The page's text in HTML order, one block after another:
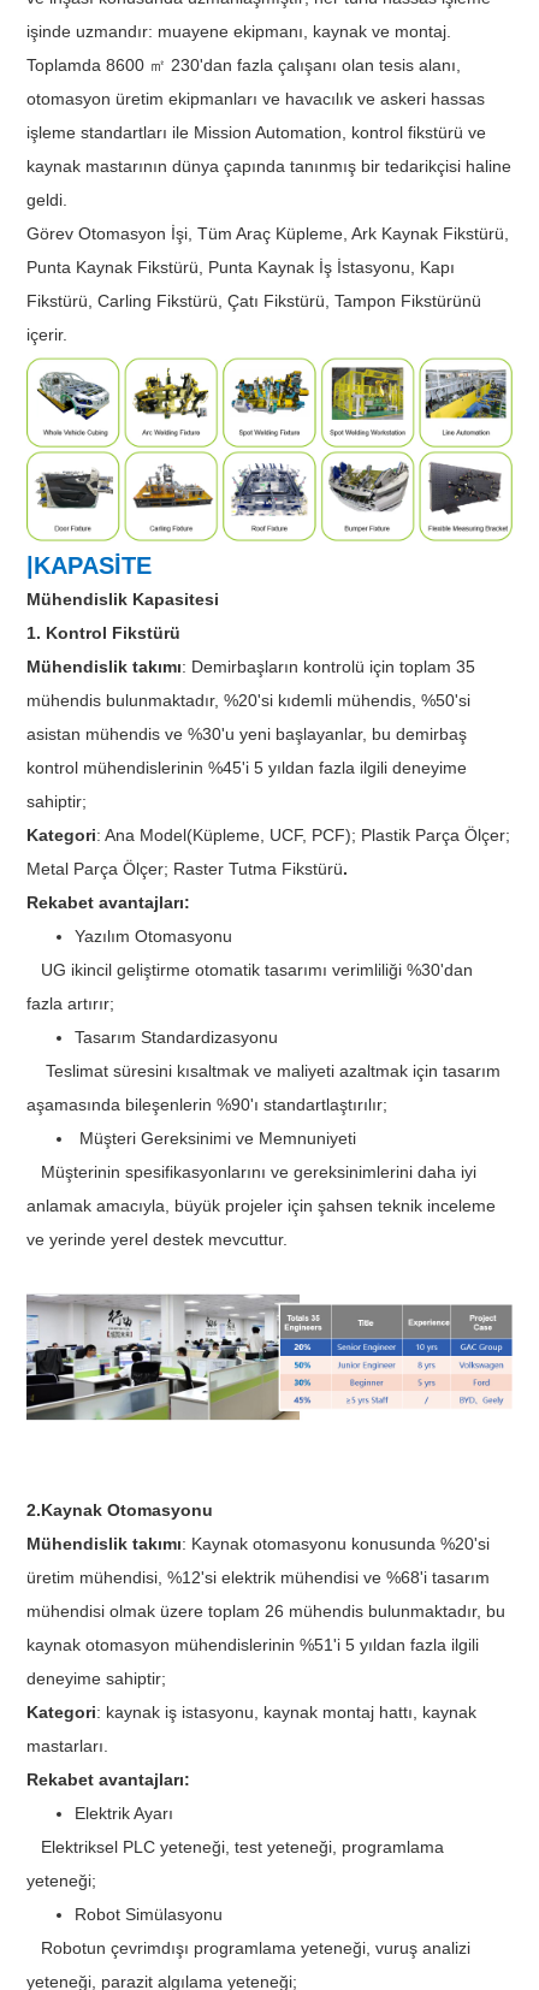
işinde uzmandır: muayene ekipmanı, kaynak ve montaj.
Toplamda 8600 ㎡ 230'dan fazla çalışanı olan tesis alanı,
otomasyon üretim ekipmanları ve havacılık ve askeri hassas
işleme standartları ile Mission Automation, kontrol fikstürü ve
kaynak mastarının dünya çapında tanınmış bir tedarikçisi haline
geldi.
Görev Otomasyon İşi, Tüm Araç Küpleme, Ark Kaynak Fikstürü,
Punta Kaynak Fikstürü, Punta Kaynak İş İstasyonu, Kapı
Fikstürü, Carling Fikstürü, Çatı Fikstürü, Tampon Fikstürünü
içerir.
|KAPASİTE
Mühendislik Kapasitesi
1. Kontrol Fikstürü
Mühendislik takımı: Demirbaşların kontrolü için toplam 35
mühendis bulunmaktadır, %20'si kıdemli mühendis, %50'si
asistan mühendis ve %30'u yeni başlayanlar, bu demirbaş
kontrol mühendislerinin %45'i 5 yıldan fazla ilgili deneyime
sahiptir;
Kategori: Ana Model(Küpleme, UCF, PCF); Plastik Parça Ölçer;
Metal Parça Ölçer; Raster Tutma Fikstürü.
Rekabet avantajları:
Yazılım Otomasyonu
UG ikincil geliştirme otomatik tasarımı verimliliği %30'dan
fazla artırır;
Tasarım Standardizasyonu
Teslimat süresini kısaltmak ve maliyeti azaltmak için tasarım
aşamasında bileşenlerin %90'ı standartlaştırılır;
Müşteri Gereksinimi ve Memnuniyeti
Müşterinin spesifikasyonlarını ve gereksinimlerini daha iyi
anlamak amacıyla, büyük projeler için şahsen teknik inceleme
ve yerinde yerel destek mevcuttur.
2.Kaynak Otomasyonu
Mühendislik takımı: Kaynak otomasyonu konusunda %20'si
üretim mühendisi, %12'si elektrik mühendisi ve %68'i tasarım
mühendisi olmak üzere toplam 26 mühendis bulunmaktadır, bu
kaynak otomasyon mühendislerinin %51'i 5 yıldan fazla ilgili
deneyime sahiptir;
Kategori: kaynak iş istasyonu, kaynak montaj hattı, kaynak
mastarları.
Rekabet avantajları:
Elektrik Ayarı
Elektriksel PLC yeteneği, test yeteneği, programlama
yeteneği;
Robot Simülasyonu
Robotun çevrimdışı programlama yeteneği, vuruş analizi
yeteneği, parazit algılama yeteneği;